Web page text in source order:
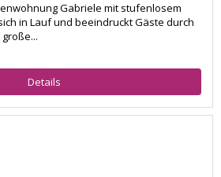
Gabriele mit stufenlosem
in Lauf und beeindruckt Gäste durch
Details